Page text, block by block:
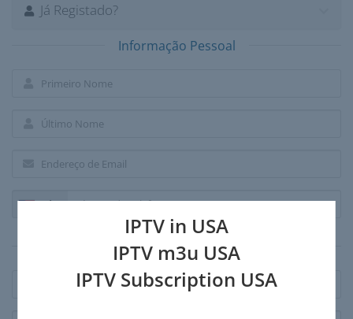
IPTV in USA
IPTV m3u USA
IPTV Subscription USA
Já Registado?
Informação Pessoal
+1
Endereço de Faturação